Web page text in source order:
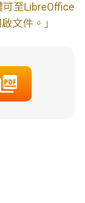
至LibreOffice
文件。」